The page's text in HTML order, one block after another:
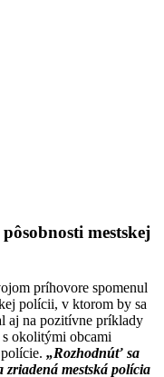
mestskej
príhovore spomenul
polícii, v ktorom by sa
aj na pozitívne príklady
s okolitými obcami
„Rozhodnúť sa
mestská polícia